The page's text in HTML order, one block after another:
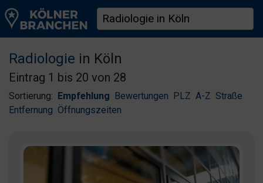
Radiologie in Köln
Eintrag 1 bis 20 von 28
Sortierung: Empfehlung Bewertungen PLZ A-Z Straße
Entfernung Öffnungszeiten